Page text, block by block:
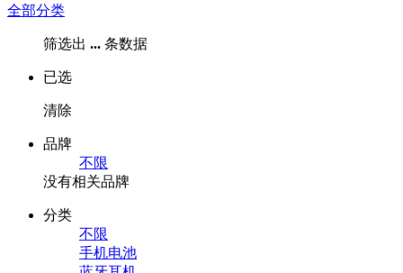
全部分类
筛选出 ... 条数据
已选
清除
品牌
不限
没有相关品牌
分类
不限
手机电池